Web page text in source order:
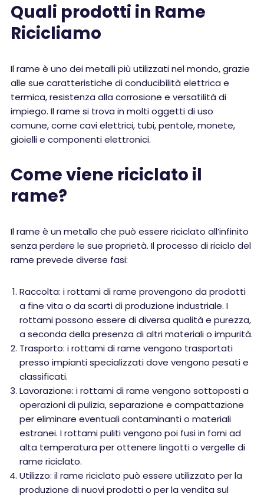
Quali prodotti in Rame
Ricicliamo
Il rame è uno dei metalli più utilizzati nel mondo, grazie
alle sue caratteristiche di conducibilità elettrica e
termica, resistenza alla corrosione e versatilità di
impiego. Il rame si trova in molti oggetti di uso
comune, come cavi elettrici, tubi, pentole, monete,
gioielli e componenti elettronici.
Come viene riciclato il
rame?
Il rame è un metallo che può essere riciclato all’infinito
senza perdere le sue proprietà. Il processo di riciclo del
rame prevede diverse fasi:
Raccolta: i rottami di rame provengono da prodotti
a fine vita o da scarti di produzione industriale. I
rottami possono essere di diversa qualità e purezza,
a seconda della presenza di altri materiali o impurità.
Trasporto: i rottami di rame vengono trasportati
presso impianti specializzati dove vengono pesati e
classificati.
Lavorazione: i rottami di rame vengono sottoposti a
operazioni di pulizia, separazione e compattazione
per eliminare eventuali contaminanti o materiali
estranei. I rottami puliti vengono poi fusi in forni ad
alta temperatura per ottenere lingotti o vergelle di
rame riciclato.
Utilizzo: il rame riciclato può essere utilizzato per la
produzione di nuovi prodotti o per la vendita sul